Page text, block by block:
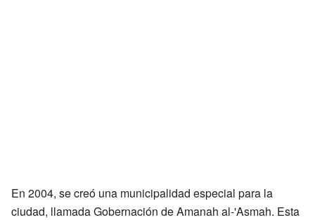
En 2004, se creó una municipalidad especial para la
ciudad, llamada Gobernación de Amanah al-'Asmah. Esta